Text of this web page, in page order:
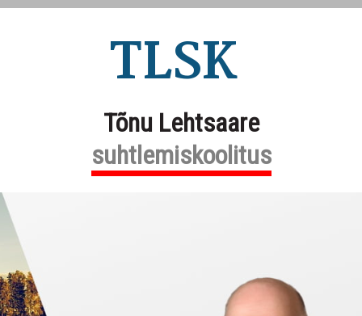
TLSK
Tõnu Lehtsaare
suhtlemiskoolitus